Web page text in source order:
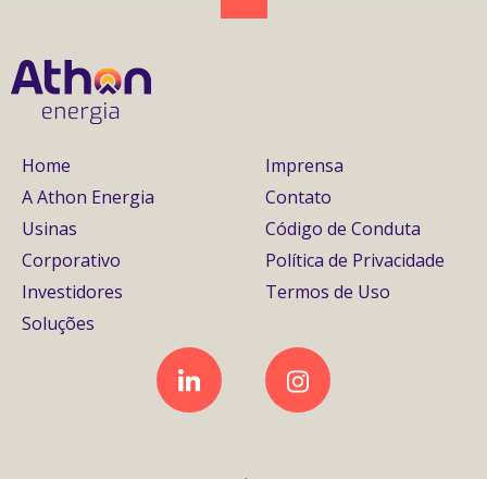
Home
A Athon Energia
Usinas
Corporativo
Investidores
Soluções
Imprensa
Contato
Código de Conduta
Política de Privacidade
Termos de Uso